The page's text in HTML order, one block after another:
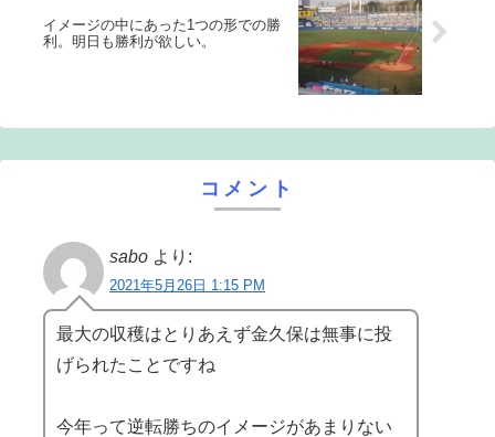
イメージの中にあった1つの形での勝
利。明日も勝利が欲しい。
コメント
sabo より:
2021年5月26日 1:15 PM
最大の収穫はとりあえず金久保は無事に投
げられたことですね
今年って逆転勝ちのイメージがあまりない